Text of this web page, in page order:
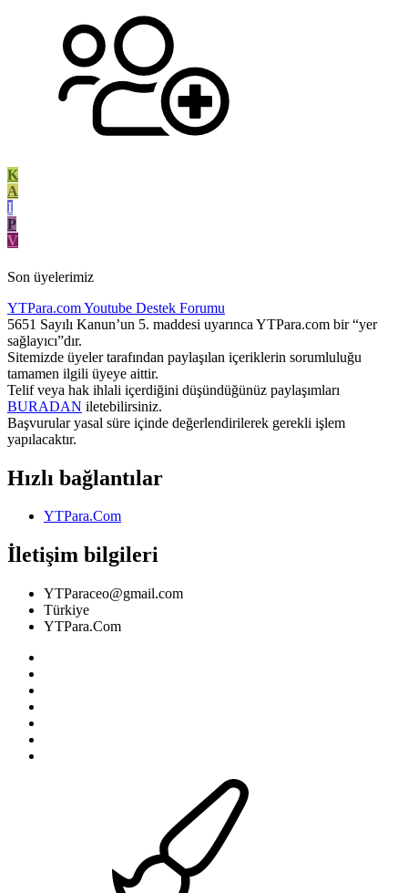
K
A
I
P
V
Son üyelerimiz
YTPara.comYoutube Destek Forumu
5651 Sayılı Kanun’un 5. maddesi uyarınca YTPara.com bir “yer
sağlayıcı”dır.
Sitemizde üyeler tarafından paylaşılan içeriklerin sorumluluğu
tamamen ilgili üyeye aittir.
Telif veya hak ihlali içerdiğini düşündüğünüz paylaşımları
BURADAN iletebilirsiniz.
Başvurular yasal süre içinde değerlendirilerek gerekli işlem
yapılacaktır.
Hızlı bağlantılar
YTPara.Com
İletişim bilgileri
YTParaceo@gmail.com
Türkiye
YTPara.Com